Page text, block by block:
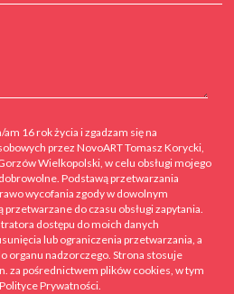
16 rok życia i zgadzam się na
przez NovoART Tomasz Korycki,
Wielkopolski, w celu obsługi mojego
Podstawą przetwarzania
wycofania zgody w dowolnym
do czasu obsługi zapytania.
dostępu do moich danych
lub ograniczenia przetwarzania, a
organu nadzorczego. Strona stosuje
za pośrednictwem plików cookies, w tym
Prywatności.